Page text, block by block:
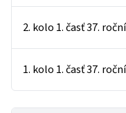
2. kolo 1. časť 37.
1. kolo 1. časť 37.